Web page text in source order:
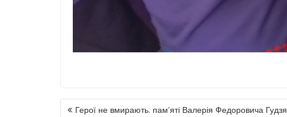
Герої не вмирають: пам’яті Валерія Федоровича Гудзя